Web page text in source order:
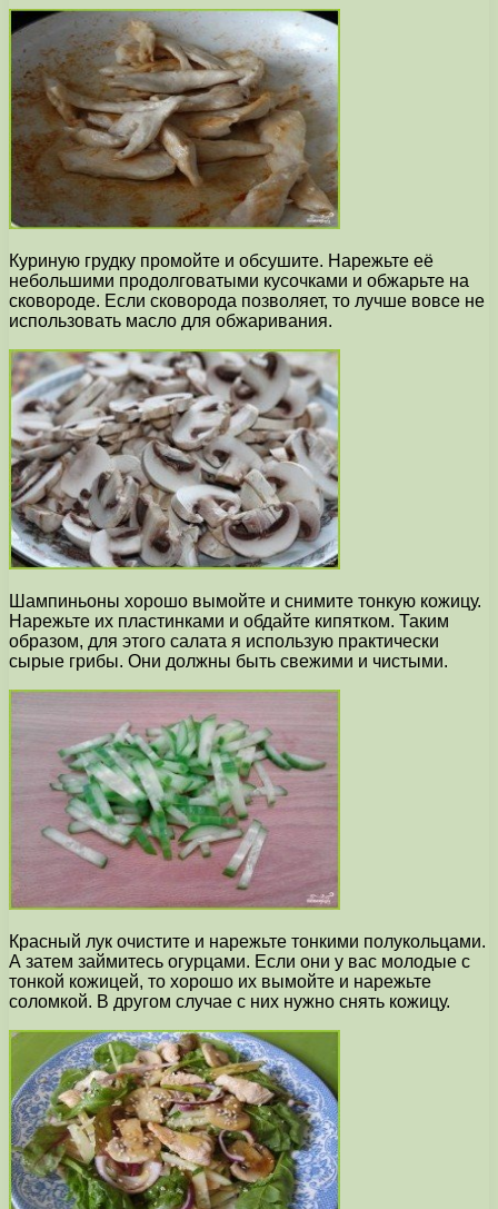
Куриную грудку промойте и обсушите. Нарежьте её
небольшими продолговатыми кусочками и обжарьте на
сковороде. Если сковорода позволяет, то лучше вовсе не
использовать масло для обжаривания.
Шампиньоны хорошо вымойте и снимите тонкую кожицу.
Нарежьте их пластинками и обдайте кипятком. Таким
образом, для этого салата я использую практически
сырые грибы. Они должны быть свежими и чистыми.
Красный лук очистите и нарежьте тонкими полукольцами.
А затем займитесь огурцами. Если они у вас молодые с
тонкой кожицей, то хорошо их вымойте и нарежьте
соломкой. В другом случае с них нужно снять кожицу.